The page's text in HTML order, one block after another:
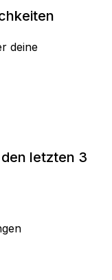
deine
letzten 3